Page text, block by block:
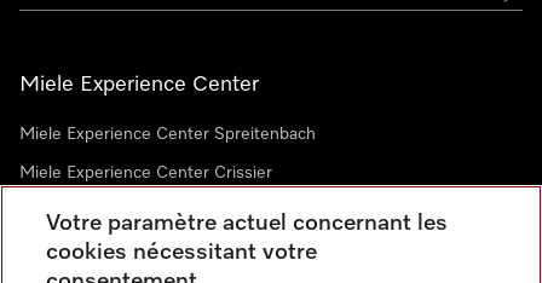
Miele Experience Center
Miele Experience Center Spreitenbach
Miele Experience Center Crissier
Newsletter
Votre paramètre actuel concernant les
cookies nécessitant votre